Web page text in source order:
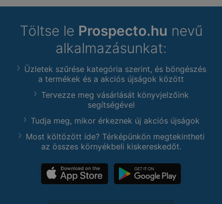
Töltse le Prospecto.hu nevű
alkalmazásunkat:
Üzletek szűrése kategória szerint, és böngészés
a termékek és a akciós újságok között
Tervezze meg vásárlását könyvjelzőink
segítségével
Tudja meg, mikor érkeznek új akciós újságok
Most költözött ide? Térképünkön megtekintheti
az összes környékbeli kiskereskedőt.